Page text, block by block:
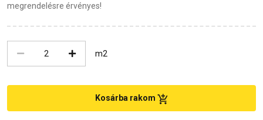
megrendelésre érvényes!
m2
Kosárba rakom